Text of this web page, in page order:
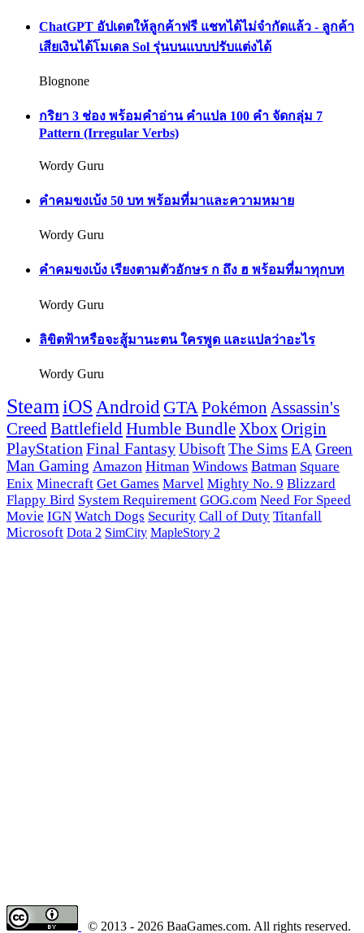
ChatGPT อัปเดตให้ลูกค้าฟรี แชทได้ไม่จำกัดแล้ว - ลูกค้า
เสียเงินได้โมเดล Sol รุ่นบนแบบปรับแต่งได้
Blognone
กริยา 3 ช่อง พร้อมคำอ่าน คำแปล 100 คำ จัดกลุ่ม 7
Pattern (Irregular Verbs)
Wordy Guru
คำคมขงเบ้ง 50 บท พร้อมที่มาและความหมาย
Wordy Guru
คำคมขงเบ้ง เรียงตามตัวอักษร ก ถึง ฮ พร้อมที่มาทุกบท
Wordy Guru
ลิขิตฟ้าหรือจะสู้มานะตน ใครพูด และแปลว่าอะไร
Wordy Guru
SteamiOSAndroid GTAPokémon Assassin's
CreedBattlefieldHumble Bundle Xbox Origin
PlayStation Final FantasyUbisoftThe Sims EA Green
Man Gaming Amazon Hitman Windows Batman Square
Enix Minecraft Get Games Marvel Mighty No. 9 Blizzard
Flappy Bird System Requirement GOG.com Need For Speed
Movie IGN Watch Dogs Security Call of Duty Titanfall
Microsoft Dota 2 SimCity MapleStory 2
© 2013 - 2026 BaaGames.com. All rights reserved.